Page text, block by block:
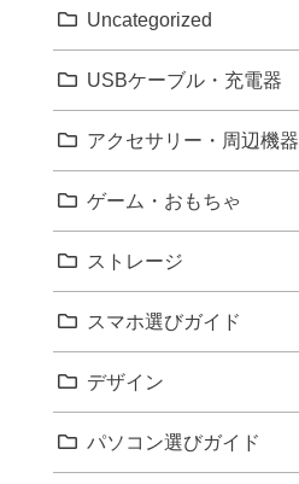
Uncategorized
USBケーブル・充電器
アクセサリー・周辺機器
ゲーム・おもちゃ
ストレージ
スマホ選びガイド
デザイン
パソコン選びガイド